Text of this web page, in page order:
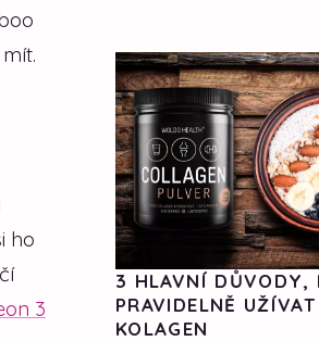
ho
3
3 HLAVNÍ DŮVODY,
PRAVIDELNĚ UŽÍVAT
KOLAGEN